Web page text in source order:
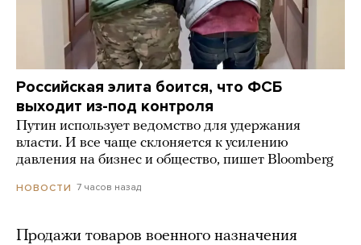
Российская элита боится, что ФСБ
выходит из-под контроля
Путин использует ведомство для удержания
власти. И все чаще склоняется к усилению
давления на бизнес и общество, пишет Bloomberg
НОВОСТИ 7 часов назад
Продажи товаров военного назначения